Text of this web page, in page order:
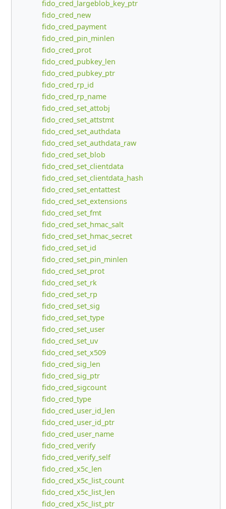
fido_cred_largeblob_key_ptr
fido_cred_new
fido_cred_payment
fido_cred_pin_minlen
fido_cred_prot
fido_cred_pubkey_len
fido_cred_pubkey_ptr
fido_cred_rp_id
fido_cred_rp_name
fido_cred_set_attobj
fido_cred_set_attstmt
fido_cred_set_authdata
fido_cred_set_authdata_raw
fido_cred_set_blob
fido_cred_set_clientdata
fido_cred_set_clientdata_hash
fido_cred_set_entattest
fido_cred_set_extensions
fido_cred_set_fmt
fido_cred_set_hmac_salt
fido_cred_set_hmac_secret
fido_cred_set_id
fido_cred_set_pin_minlen
fido_cred_set_prot
fido_cred_set_rk
fido_cred_set_rp
fido_cred_set_sig
fido_cred_set_type
fido_cred_set_user
fido_cred_set_uv
fido_cred_set_x509
fido_cred_sig_len
fido_cred_sig_ptr
fido_cred_sigcount
fido_cred_type
fido_cred_user_id_len
fido_cred_user_id_ptr
fido_cred_user_name
fido_cred_verify
fido_cred_verify_self
fido_cred_x5c_len
fido_cred_x5c_list_count
fido_cred_x5c_list_len
fido_cred_x5c_list_ptr